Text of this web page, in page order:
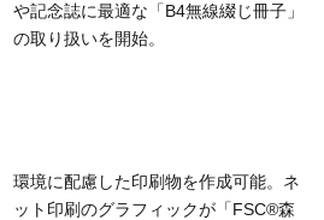
や記念誌に最適な「B4無線綴じ冊子」
の取り扱いを開始。
環境に配慮した印刷物を作成可能。ネ
ット印刷のグラフィックが「FSC®森